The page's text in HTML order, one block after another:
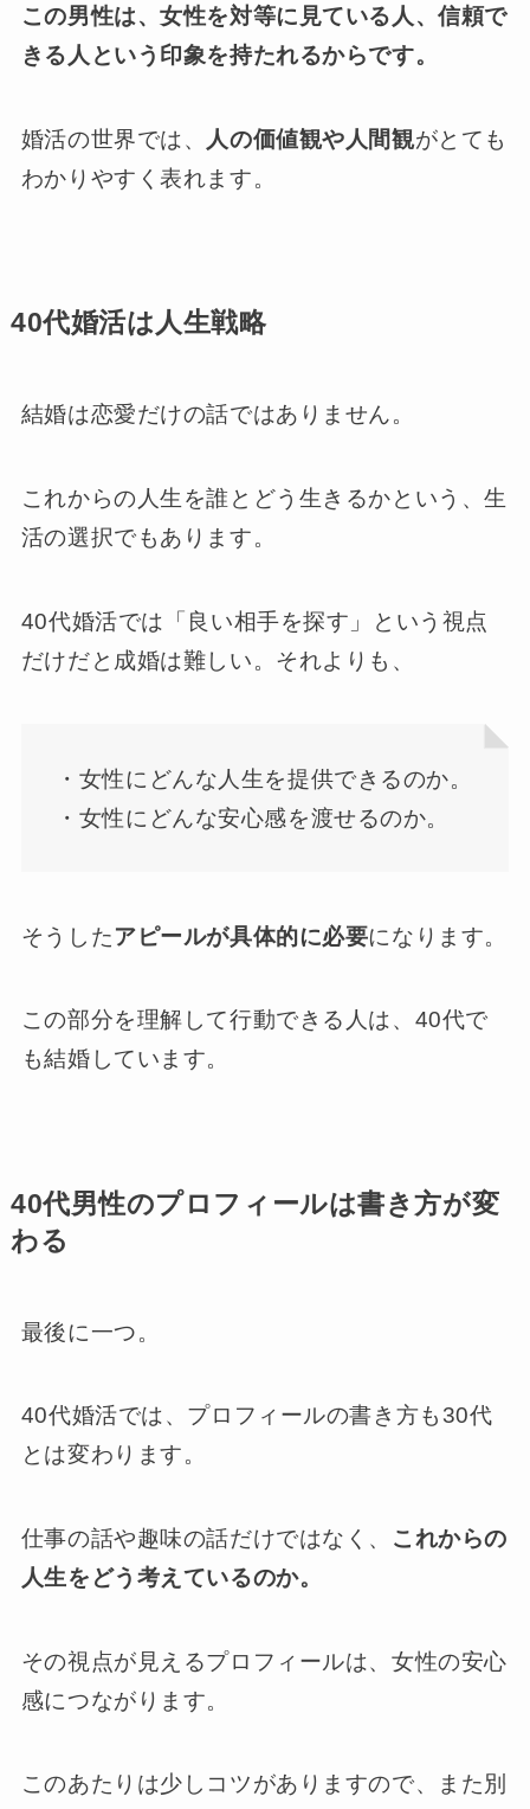
この男性は、女性を対等に見ている人、信頼で
きる人という印象を持たれるからです。
婚活の世界では、 人の価値観や人間観がとても
わかりやすく表れます。
40代婚活は人生戦略
結婚は恋愛だけの話ではありません。
これからの人生を誰とどう生きるかという、生
活の選択でもあります。
40代婚活では「良い相手を探す」という視点
だけだと成婚は難しい。それよりも、
・女性にどんな人生を提供できるのか。
・女性にどんな安心感を渡せるのか。
そうしたアピールが具体的に必要になります。
この部分を理解して行動できる人は、40代で
も結婚しています。
40代男性のプロフィールは書き方が変
わる
最後に一つ。
40代婚活では、プロフィールの書き方も30代
とは変わります。
仕事の話や趣味の話だけではなく、 これからの
人生をどう考えているのか。
その視点が見えるプロフィールは、女性の安心
感につながります。
このあたりは少しコツがありますので、また別